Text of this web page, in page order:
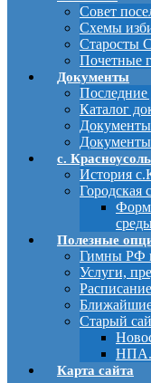
Совет
Схемы
Старосты
Почетные
Документы
Каталог
с.
История
Городская
Полезные
Гимны РФ
Услуги,
Старый
НПА.
Карта сайта